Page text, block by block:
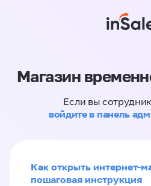
Магазин
Если вы
войдите в панель
Как открыть интернет-
пошаговая инструкция